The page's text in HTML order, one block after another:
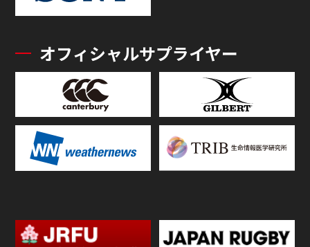
オフィシャルサプライヤー